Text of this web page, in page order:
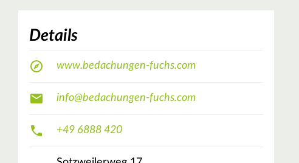
Details
www.bedachungen-fuchs.com
info@bedachungen-fuchs.com
+49 6888 420